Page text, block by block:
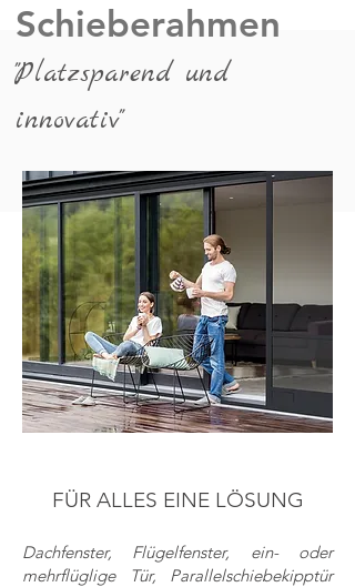
Schieberahmen
"Platzsparend und
innovativ"
FÜR ALLES EINE LÖSUNG
Dachfenster, Flügelfenster, ein- oder
mehrflüglige Tür, Parallelschiebekipptür